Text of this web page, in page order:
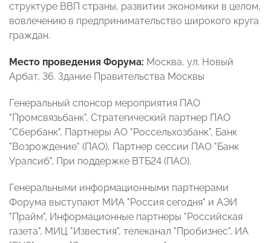
структуре ВВП страны, развитии экономики в целом,
вовлечению в предпринимательство широкого круга
граждан.
Место проведения Форума: Москва, ул. Новый
Арбат, 36. Здание Правительства Москвы
Генеральный спонсор мероприятия ПАО
"Промсвязьбанк", Стратегический партнер ПАО
"Сбербанк", Партнеры АО "Россельхозбанк", Банк
"Возрождение" (ПАО), Партнер сессии ПАО "Банк
Уралсиб", При поддержке ВТБ24 (ПАО).
Генеральными информационными партнерами
Форума выступают МИА "Россия сегодня" и АЭИ
"Прайм", Информационные партнеры "Российская
газета", МИЦ "Известия", телеканал "Пробизнес", ИА